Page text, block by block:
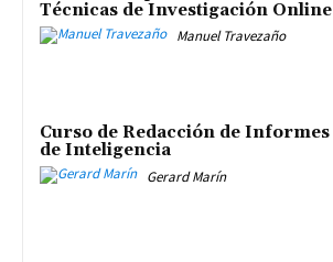
Técnicas de Investigación Online
Manuel Travezaño
Curso de Redacción de Informes
de Inteligencia
Gerard Marín